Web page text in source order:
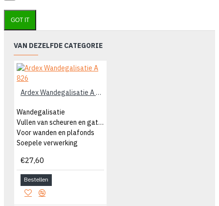
GOT IT
VAN DEZELFDE CATEGORIE
Ardex Wandegalisatie A 826
Wandegalisatie
Vullen van scheuren en gaten
Voor wanden en plafonds
Soepele verwerking
€27,60
Bestellen